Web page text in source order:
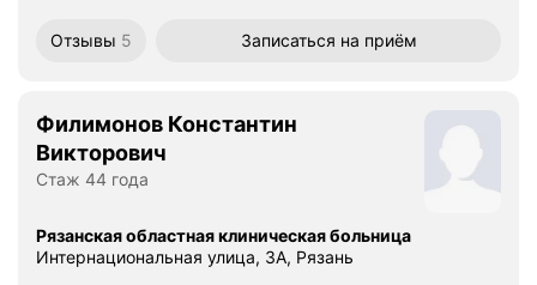
Отзывы 5 Записаться на приём
Филимонов Константин
Викторович
Стаж 44 года
Рязанская областная клиническая больница
Интернациональная улица, 3А, Рязань